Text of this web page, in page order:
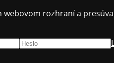
rozhraní a